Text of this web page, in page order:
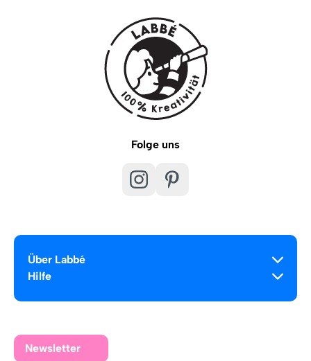
Folge uns
Über Labbé
Hilfe
Newsletter